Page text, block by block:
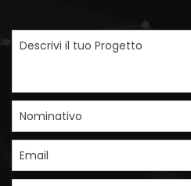
Descrivi il tuo Progetto
Nominativo
Email